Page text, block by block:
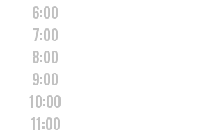
6:00
7:00
8:00
9:00
10:00
11:00